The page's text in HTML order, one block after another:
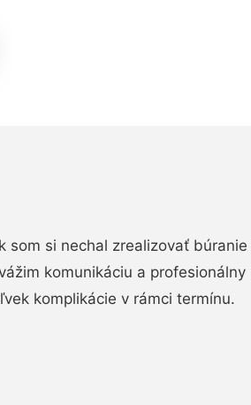
som si nechal zrealizovať
komunikáciu a
komplikácie v rámci termínu.